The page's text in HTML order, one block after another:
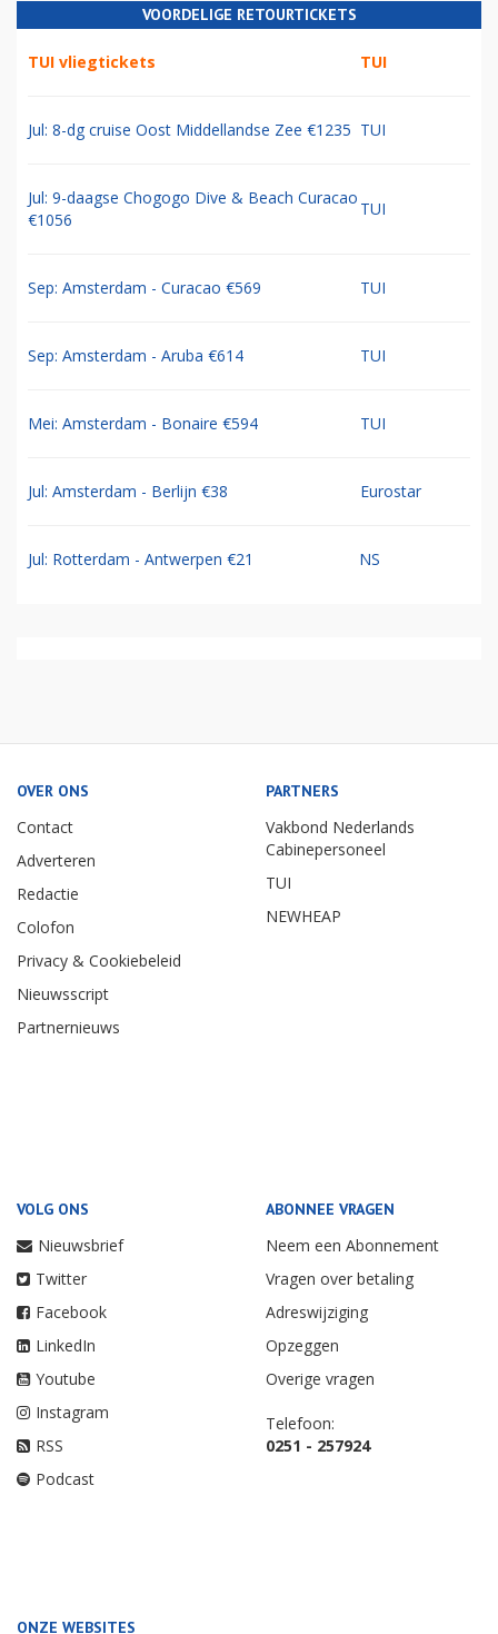
VOORDELIGE RETOURTICKETS
TUI vliegtickets TUI
Jul: 8-dg cruise Oost Middellandse Zee €1235 TUI
Jul: 9-daagse Chogogo Dive & Beach Curacao
€1056
TUI
Sep: Amsterdam - Curacao €569 TUI
Sep: Amsterdam - Aruba €614 TUI
Mei: Amsterdam - Bonaire €594 TUI
Jul: Amsterdam - Berlijn €38 Eurostar
Jul: Rotterdam - Antwerpen €21 NS
OVER ONS
Contact
Adverteren
Redactie
Colofon
Privacy & Cookiebeleid
Nieuwsscript
Partnernieuws
PARTNERS
Vakbond Nederlands
Cabinepersoneel
TUI
NEWHEAP
VOLG ONS
Nieuwsbrief
Twitter
Facebook
LinkedIn
Youtube
Instagram
RSS
Podcast
ABONNEE VRAGEN
Neem een Abonnement
Vragen over betaling
Adreswijziging
Opzeggen
Overige vragen
Telefoon:
0251 - 257924
ONZE WEBSITES